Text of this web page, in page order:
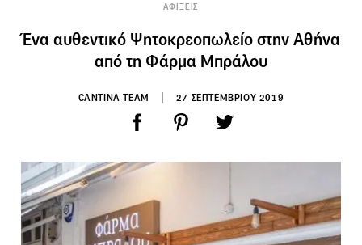
ΑΦΙΞΕΙΣ
Ένα αυθεντικό Ψητοκρεοπωλείο στην Αθήνα
από τη Φάρμα Μπράλου
CANTINA TEAM 27 ΣΕΠΤΕΜΒΡΙΟΥ 2019